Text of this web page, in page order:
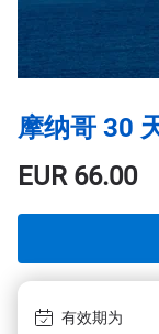
摩纳哥 30
EUR66.00
有效期为